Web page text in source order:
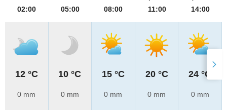
02:00
12 °C
0 mm
05:00
10 °C
0 mm
08:00
15 °C
0 mm
11:00
20 °C
0 mm
14:00
24 °C
0 mm